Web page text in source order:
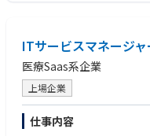
・自社開発サービスに携われ
【取引先事例】
・ANAケータリングサービス
・NTTドコモ
・がまかつ 等
【求める人物像】
・社内外関係者との対人コミ
・新たな技術や知識の取得に
ITサービスマネージャ
医療Saas系企業
上場企業
仕事内容